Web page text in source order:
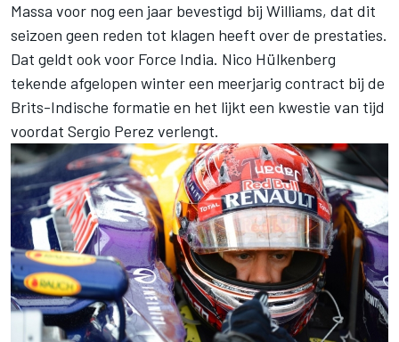
Massa voor nog een jaar bevestigd bij Williams, dat dit
seizoen geen reden tot klagen heeft over de prestaties.
Dat geldt ook voor Force India. Nico Hülkenberg
tekende afgelopen winter een meerjarig contract bij de
Brits-Indische formatie en het lijkt een kwestie van tijd
voordat Sergio Perez verlengt.